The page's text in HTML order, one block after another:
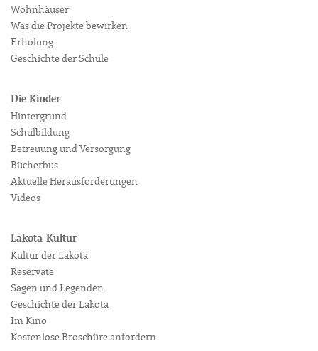
Wohnhäuser
Was die Projekte bewirken
Erholung
Geschichte der Schule
Die Kinder
Hintergrund
Schulbildung
Betreuung und Versorgung
Bücherbus
Aktuelle Herausforderungen
Videos
Lakota-Kultur
Kultur der Lakota
Reservate
Sagen und Legenden
Geschichte der Lakota
Im Kino
Kostenlose Broschüre anfordern